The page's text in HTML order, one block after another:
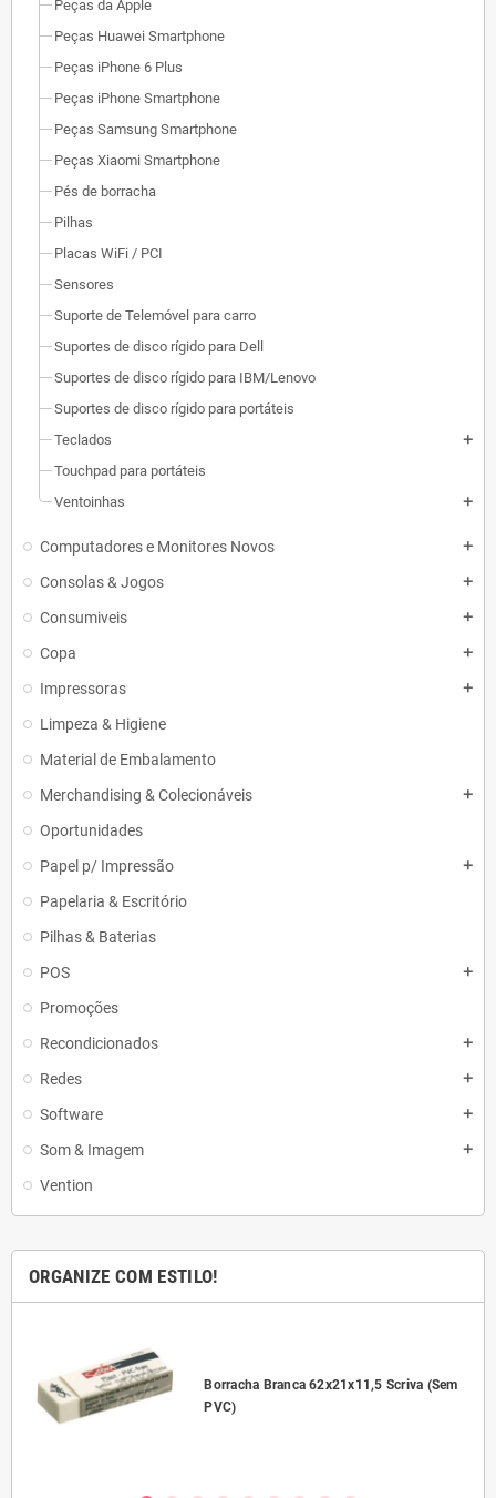
Peças da Apple
Peças Huawei Smartphone
Peças iPhone 6 Plus
Peças iPhone Smartphone
Peças Samsung Smartphone
Peças Xiaomi Smartphone
Pés de borracha
Pilhas
Placas WiFi / PCI
Sensores
Suporte de Telemóvel para carro
Suportes de disco rígido para Dell
Suportes de disco rígido para IBM/Lenovo
Suportes de disco rígido para portáteis
Teclados
add
Touchpad para portáteis
Ventoinhas
add
Computadores e Monitores Novos add
Consolas & Jogos add
Consumiveis add
Copa add
Impressoras add
Limpeza & Higiene
Material de Embalamento
Merchandising & Colecionáveis
add
Oportunidades
Papel p/ Impressão
add
Papelaria & Escritório
Pilhas & Baterias
POS
add
Promoções
Recondicionados
add
Redes add
Software add
Som & Imagem add
Vention
ORGANIZE COM ESTILO!
Borracha Branca 62x21x11,5 Scriva (Sem
PVC)